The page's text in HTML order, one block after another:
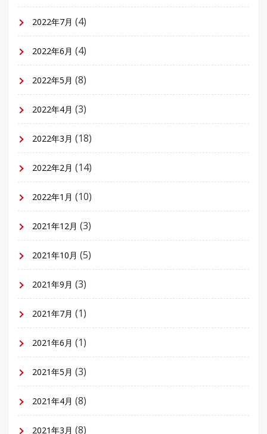
2022年7月 (4)
2022年6月 (4)
2022年5月 (8)
2022年4月 (3)
2022年3月 (18)
2022年2月 (14)
2022年1月 (10)
2021年12月 (3)
2021年10月 (5)
2021年9月 (3)
2021年7月 (1)
2021年6月 (1)
2021年5月 (3)
2021年4月 (8)
2021年3月 (8)